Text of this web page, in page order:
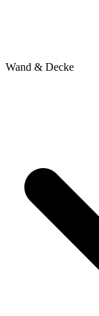
Wand & Decke